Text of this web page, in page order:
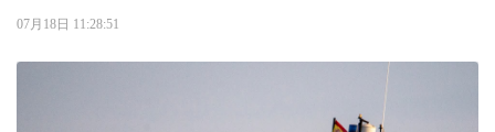
07月18日 11:28:51